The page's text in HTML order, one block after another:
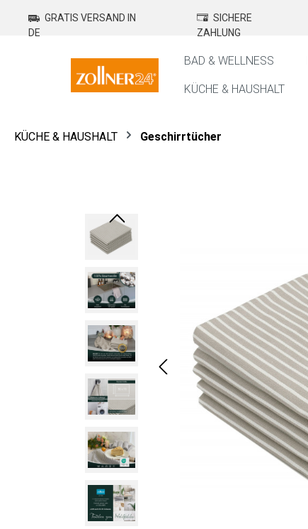
Zur Hauptnavigation springen
GRATIS VERSAND IN
DE
SICHERE
ZAHLUNG
BAD & WELLNESS
KÜCHE & HAUSHALT
KÜCHE & HAUSHALT Geschirrtücher
Bildergalerie überspringen